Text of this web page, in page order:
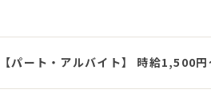
【パート・アルバイト】 時給1,500